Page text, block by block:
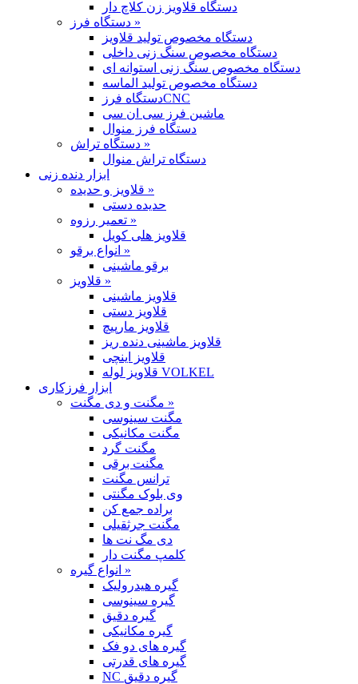
دستگاه قلاویز زن کلاچ دار
دستگاه فرز »
دستگاه مخصوص تولید قلاویز
دستگاه مخصوص سنگ زنی داخلی
دستگاه مخصوص سنگ زنی استوانه ای
دستگاه مخصوص تولید الماسه
دستگاه فرزCNC
ماشین فرز سی ان سی
دستگاه فرز منوال
دستگاه تراش »
دستگاه تراش منوال
ابزار دنده زنی
قلاویز و حدیده »
حدیده دستی
تعمیر رزوه »
قلاویز هلی کویل
انواع برقو »
برقو ماشینی
قلاویز »
قلاویز ماشینی
قلاویز دستی
قلاویز مارپیچ
قلاویز ماشینی دنده ریز
قلاویز اینچی
قلاویز لوله VOLKEL
ابزار فرزکاری
مگنت و دی مگنت »
مگنت سینوسی
مگنت مکانیکی
مگنت گرد
مگنت برقی
ترانس مگنت
وی بلوک مگنتی
براده جمع کن
مگنت جرثقیلی
دی مگ نت ها
کلمپ مگنت دار
انواع گیره »
گیره هیدرولیک
گیره سینوسی
گیره دقیق
گیره مکانیکی
گیره های دو فک
گیره های قدرتی
NC گیره دقیق